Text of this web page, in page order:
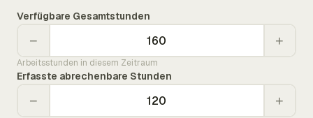
Verfügbare Gesamtstunden
− +
Arbeitsstunden in diesem Zeitraum
Erfasste abrechenbare Stunden
− +